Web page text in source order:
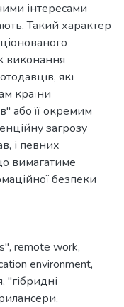
інтересами
Такий характер
виконання
які
країни
або її окремим
загрозу
і певних
вимагатиме
безпеки
, remote work,
environment,
, "гібридні
,